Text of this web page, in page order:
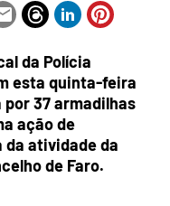
da Polícia
esta quinta-feira
37 armadilhas
ação de
atividade da
de Faro.